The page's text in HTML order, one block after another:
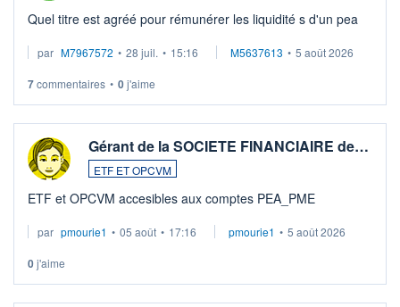
Quel titre est agréé pour rémunérer les liquidité s d'un pea
par M7967572 • 28 juil. • 15:16 M5637613 • 5 août 2026
7commentaires • 0j'aime
Gérant de la SOCIETE FINANCIAIRE de…
ETF ET OPCVM
ETF et OPCVM accesibles aux comptes PEA_PME
par pmourie1 • 05 août • 17:16 pmourie1 • 5 août 2026
0j'aime